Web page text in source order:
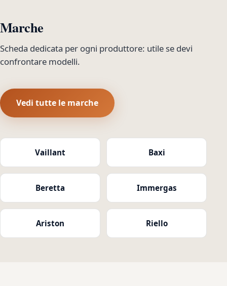
Marche
Scheda dedicata per ogni produttore: utile se devi
confrontare modelli.
Vedi tutte le marche
Vaillant Baxi
Beretta Immergas
Ariston Riello